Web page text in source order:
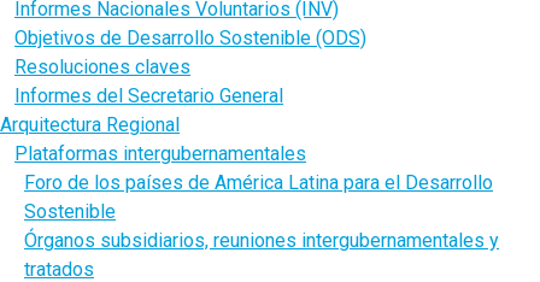
Informes Nacionales Voluntarios (INV)
Objetivos de Desarrollo Sostenible (ODS)
Resoluciones claves
Informes del Secretario General
Arquitectura Regional
Plataformas intergubernamentales
Foro de los países de América Latina para el Desarrollo
Sostenible
Órganos subsidiarios, reuniones intergubernamentales y
tratados